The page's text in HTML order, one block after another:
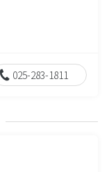
025-283-1811